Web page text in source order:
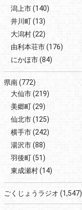
潟上市(140)
井川町(13)
大潟村(22)
由利本荘市(176)
にかほ市(84)
県南(772)
大仙市(219)
美郷町(29)
仙北市(125)
横手市(242)
湯沢市(88)
羽後町(51)
東成瀬村(14)
ごくじょうラジオ (1,547)